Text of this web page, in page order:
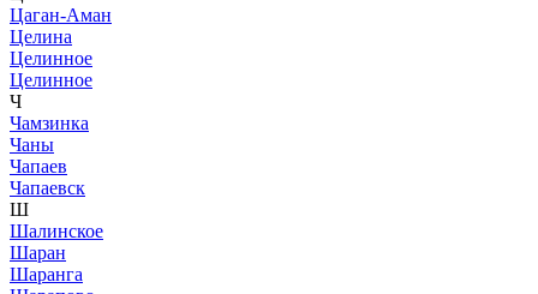
Цаган-Аман
Целина
Целинное
Целинное
Ч
Чамзинка
Чаны
Чапаев
Чапаевск
Ш
Шалинское
Шаран
Шаранга